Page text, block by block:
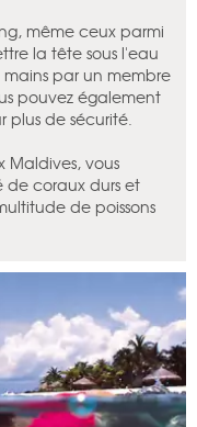
même ceux parmi
la tête sous l'eau
mains par un membre
pouvez également
plus de sécurité.
Maldives, vous
de coraux durs et
de poissons